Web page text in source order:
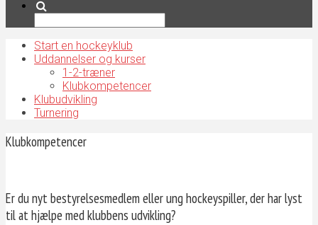
Start en hockeyklub
Uddannelser og kurser
1-2-træner
Klubkompetencer
Klubudvikling
Turnering
Klubkompetencer
Er du nyt bestyrelsesmedlem eller ung hockeyspiller, der har lyst
til at hjælpe med klubbens udvikling?